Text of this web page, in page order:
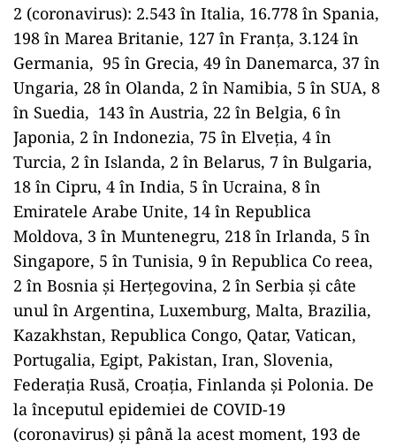
2 (coronavirus): 2.543 în Italia, 16.778 în Spania,
198 în Marea Britanie, 127 în Franța, 3.124 în
Germania, 95 în Grecia, 49 în Danemarca, 37 în
Ungaria, 28 în Olanda, 2 în Namibia, 5 în SUA, 8
în Suedia, 143 în Austria, 22 în Belgia, 6 în
Japonia, 2 în Indonezia, 75 în Elveția, 4 în
Turcia, 2 în Islanda, 2 în Belarus, 7 în Bulgaria,
18 în Cipru, 4 în India, 5 în Ucraina, 8 în
Emiratele Arabe Unite, 14 în Republica
Moldova, 3 în Muntenegru, 218 în Irlanda, 5 în
Singapore, 5 în Tunisia, 9 în Republica Co reea,
2 în Bosnia și Herțegovina, 2 în Serbia și câte
unul în Argentina, Luxemburg, Malta, Brazilia,
Kazakhstan, Republica Congo, Qatar, Vatican,
Portugalia, Egipt, Pakistan, Iran, Slovenia,
Federația Rusă, Croația, Finlanda și Polonia. De
la începutul epidemiei de COVID-19
(coronavirus) și până la acest moment, 193 de